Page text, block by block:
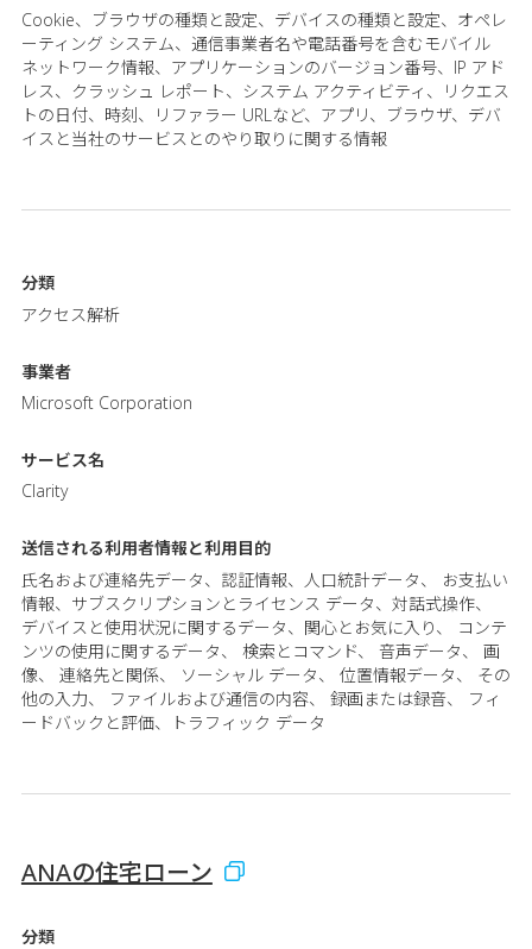
Cookie、ブラウザの種類と設定、デバイスの種類と設定、オペレ
ーティング システム、通信事業者名や電話番号を含むモバイル
ネットワーク情報、アプリケーションのバージョン番号、IP アド
レス、クラッシュ レポート、システム アクティビティ、リクエス
トの日付、時刻、リファラー URLなど、アプリ、ブラウザ、デバ
イスと当社のサービスとのやり取りに関する情報
分類
アクセス解析
事業者
Microsoft Corporation
サービス名
Clarity
送信される利用者情報と利用目的
氏名および連絡先データ、認証情報、人口統計データ、 お支払い
情報、サブスクリプションとライセンス データ、対話式操作、
デバイスと使用状況に関するデータ、関心とお気に入り、 コンテ
ンツの使用に関するデータ、 検索とコマンド、 音声データ、 画
像、 連絡先と関係、 ソーシャル データ、 位置情報データ、 その
他の入力、 ファイルおよび通信の内容、 録画または録音、 フィ
ードバックと評価、トラフィック データ
ANAの住宅ローン
分類